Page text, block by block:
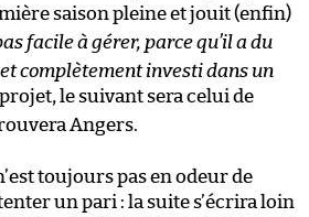
saison pleine et jouit (enfin)
facile à gérer, parce qu’il a du
complètement investi dans un
le suivant sera celui de
Angers.
toujours pas en odeur de
un pari : la suite s’écrira loin